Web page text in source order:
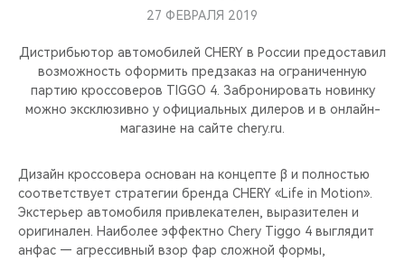
КРОССОВЕРЫ
СЕДАНЫ
НОВИНКИ
КРЕДИТ И СТРАХОВАНИЕ
ЗАПЧАСТИ И АКСЕССУАРЫ
ПОДДЕРЖКА
О БРЕНДЕ
CHERY В СОЦСЕТЯХ
CHERY REMOTE
КРЕДИТ
МЫ В СОЦСЕТЯХ
27 ФЕВРАЛЯ 2019
Дистрибьютор автомобилей CHERY в России предоставил
возможность оформить предзаказ на ограниченную
партию кроссоверов TIGGO 4. Забронировать новинку
можно эксклюзивно у официальных дилеров и в онлайн-
магазине на сайте chery.ru.
Дизайн кроссовера основан на концепте β и полностью
соответствует стратегии бренда CHERY «Life in Motion».
Экстерьер автомобиля привлекателен, выразителен и
оригинален. Наиболее эффектно Chery Tiggo 4 выглядит
анфас — агрессивный взор фар сложной формы,